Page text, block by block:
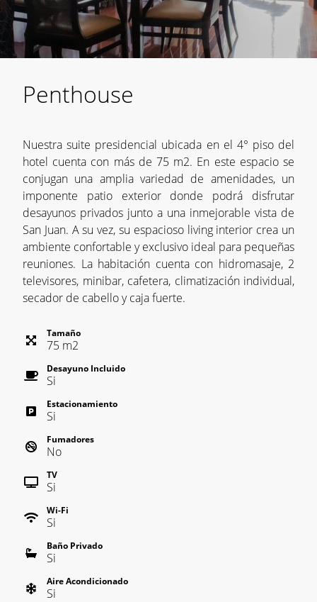
Penthouse
Nuestra suite presidencial ubicada en el 4° piso del
hotel cuenta con más de 75 m2. En este espacio se
conjugan una amplia variedad de amenidades, un
imponente patio exterior donde podrá disfrutar
desayunos privados junto a una inmejorable vista de
San Juan. A su vez, su espacioso living interior crea un
ambiente confortable y exclusivo ideal para pequeñas
reuniones. La habitación cuenta con hidromasaje, 2
televisores, minibar, cafetera, climatización individual,
secador de cabello y caja fuerte.
Tamaño
75 m2
Desayuno Incluido
Si
Estacionamiento
Si
Fumadores
No
TV
Si
Wi-Fi
Si
Baño Privado
Si
Aire Acondicionado
Si